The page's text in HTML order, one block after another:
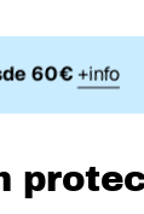
60€ +info